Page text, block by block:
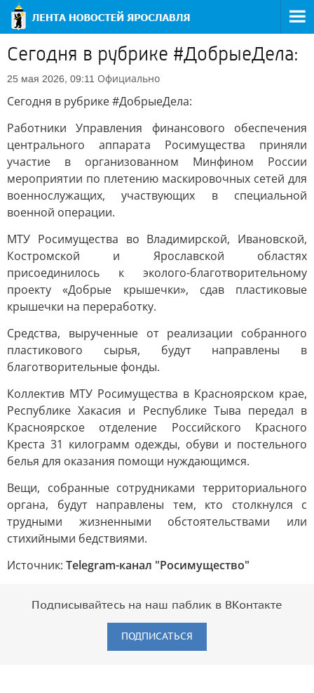
Сегодня в рубрике #ДобрыеДела:
25 мая 2026, 09:11 Официально
Сегодня в рубрике #ДобрыеДела:
Работники Управления финансового обеспечения
центрального аппарата Росимущества приняли
участие в организованном Минфином России
мероприятии по плетению маскировочных сетей для
военнослужащих, участвующих в специальной
военной операции.
МТУ Росимущества во Владимирской, Ивановской,
Костромской и Ярославской областях
присоединилось к эколого-благотворительному
проекту «Добрые крышечки», сдав пластиковые
крышечки на переработку.
Средства, вырученные от реализации собранного
пластикового сырья, будут направлены в
благотворительные фонды.
Коллектив МТУ Росимущества в Красноярском крае,
Республике Хакасия и Республике Тыва передал в
Красноярское отделение Российского Красного
Креста 31 килограмм одежды, обуви и постельного
белья для оказания помощи нуждающимся.
Вещи, собранные сотрудниками территориального
органа, будут направлены тем, кто столкнулся с
трудными жизненными обстоятельствами или
стихийными бедствиями.
Источник: Telegram-канал "Росимущество"
Подписывайтесь на наш паблик в ВКонтакте
ПОДПИСАТЬСЯ